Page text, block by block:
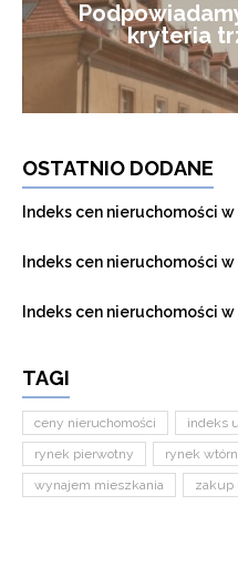
kryteria
OSTATNIO DODANE
Indeks cen nieruchomości
Indeks cen nieruchomości
Indeks cen nieruchomości
TAGI
ceny nieruchomości indeks
rynek pierwotny
rynek
wynajem mieszkania
zakup